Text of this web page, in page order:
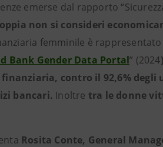
emerse dal rapporto
non si consideri
femminile è rappresentato
Bank Gender Data Portal” (2024
contro il 92,6% degli
bancari. Inoltre tra le donne
Rosita Conte, General